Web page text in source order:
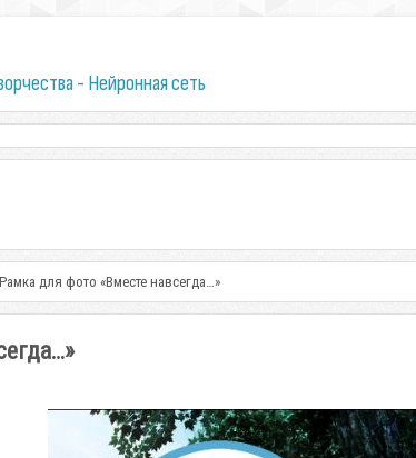
- Нейронная сеть
для фото «Вместе навсегда…»